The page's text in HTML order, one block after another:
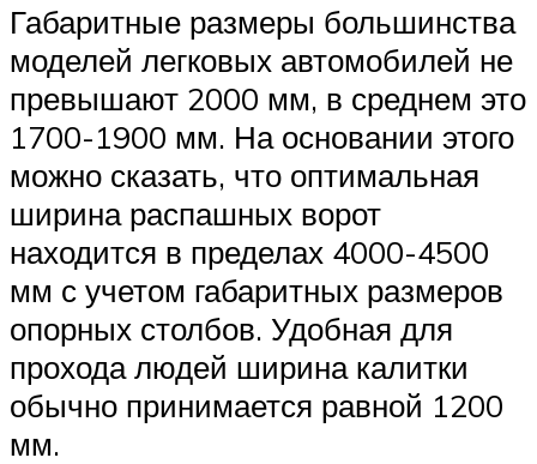
Габаритные размеры большинства
моделей легковых автомобилей не
превышают 2000 мм, в среднем это
1700-1900 мм. На основании этого
можно сказать, что оптимальная
ширина распашных ворот
находится в пределах 4000-4500
мм с учетом габаритных размеров
опорных столбов. Удобная для
прохода людей ширина калитки
обычно принимается равной 1200
мм.